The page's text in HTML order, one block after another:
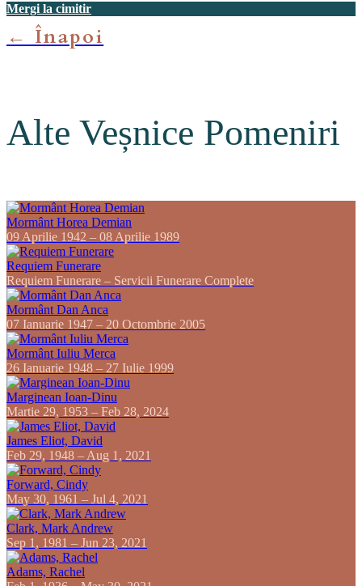
Mergi la cimitir
← Înapoi
Alte Veșnice Pomeniri
Mormânt Horea Demian
09 Aprilie 1942 – 08 Aprilie 1989
Requiem Funerare
Requiem Funerare – Servicii Funerare Complete
Mormânt Dan Anca
07 Ianuarie 1947 – 20 Octombrie 2005
Mormânt Iuliu Merca
26 Ianuarie 1948 – 27 Iulie 1999
Marginean Ioan-Dinu
Martie 29, 1953 – Feb 28, 2024
James Eliot, David
Feb 29, 1948 – Aug 1, 2021
Forward, Cindy
May 30, 1961 – Jul 4, 2021
Clark, Mark Andrew
Sep 1, 1981 – Jun 23, 2021
Adams, Rachel